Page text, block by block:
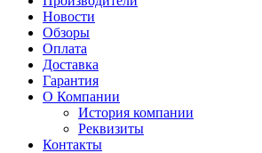
Новости
Обзоры
Оплата
Доставка
Гарантия
О Компании
История компании
Реквизиты
Контакты